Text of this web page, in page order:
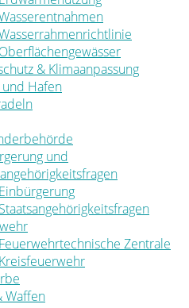
Oberflächengewässer
& Klimaanpassung
Hafen
und
Einbürgerung
Staatsangehörigkeitsfragen
Feuerwehrtechnische Zentrale
Kreisfeuerwehr
Waffen